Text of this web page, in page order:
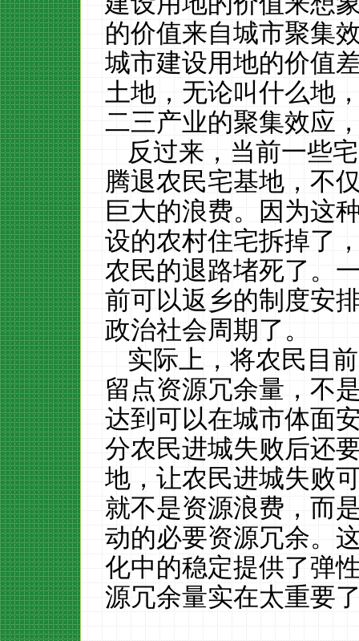
的价值来自城市聚集
城市建设用地的价值
土地，无论叫什么地
二三产业的聚集效应
反过来，当前一些
腾退农民宅基地，不
巨大的浪费。因为这
设的农村住宅拆掉了
农民的退路堵死了。
前可以返乡的制度安
政治社会周期了。
实际上，将农民目
留点资源冗余量，不
达到可以在城市体面
分农民进城失败后还
地，让农民进城失败
就不是资源浪费，而
动的必要资源冗余。
化中的稳定提供了弹
源冗余量实在太重要